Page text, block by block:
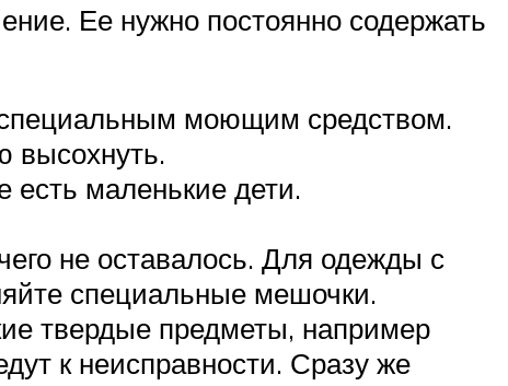
Ее нужно постоянно содержать
специальным моющим средством.
высохнуть.
есть маленькие дети.
не оставалось. Для одежды с
специальные мешочки.
твердые предметы, например
к неисправности. Сразу же